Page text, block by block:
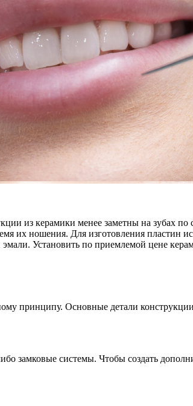
из керамики менее заметны на зубах по
их ношения. Для изготовления пластин
Установить по приемлемой цене
принципу. Основные детали
замковые системы. Чтобы создать